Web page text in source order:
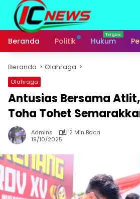
Langsung
konten
Beranda
Politik Hukum
Beranda Olahraga
Olahraga
Antusias Bersama
Toha Tohet
Admins
2 Min Baca
19/10/2025